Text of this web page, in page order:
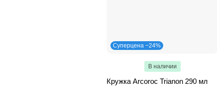
Суперцена −24%
В наличии
Кружка Arcoroc Trianon 290 мл